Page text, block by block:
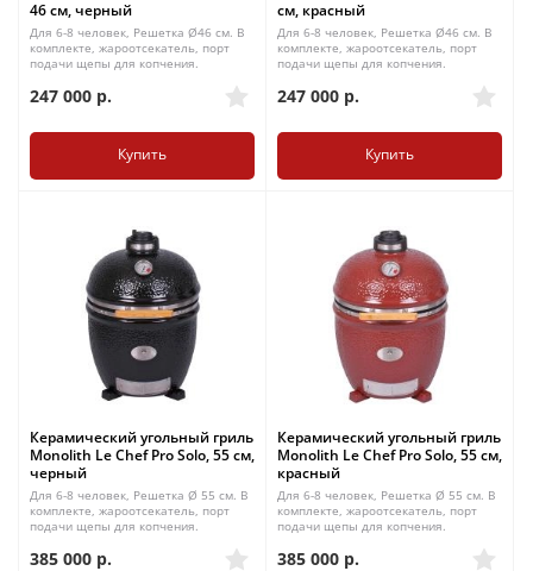
46 см, черный
Для 6-8 человек, Решетка Ø46 см. В
комплекте, жароотсекатель, порт
подачи щепы для копчения.
247 000 р.
Купить
см, красный
Для 6-8 человек, Решетка Ø46 см. В
комплекте, жароотсекатель, порт
подачи щепы для копчения.
247 000 р.
Купить
Керамический угольный гриль
Monolith Le Chef Pro Solo, 55 см,
черный
Для 6-8 человек, Решетка Ø 55 см. В
комплекте, жароотсекатель, порт
подачи щепы для копчения.
385 000 р.
Керамический угольный гриль
Monolith Le Chef Pro Solo, 55 см,
красный
Для 6-8 человек, Решетка Ø 55 см. В
комплекте, жароотсекатель, порт
подачи щепы для копчения.
385 000 р.